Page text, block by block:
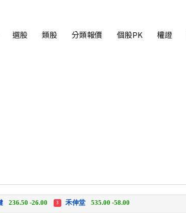
選股 類股 分類報價 個股PK 權證
化生35.75 +3.25 柏 騰28.15 +2.55
236.50 -26.00 3 禾伸堂
535.00 -58.00